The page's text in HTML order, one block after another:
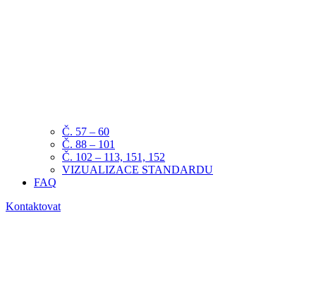
Č. 57 – 60
Č. 88 – 101
Č. 102 – 113, 151, 152
VIZUALIZACE STANDARDU
FAQ
Kontaktovat